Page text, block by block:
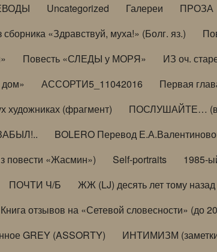
Uncategorized Галереи ПРОЗА
сборника «Здравствуй, муха!» (Болг. яз.)
Повесть «СЛЕДЫ у МОРЯ» ИЗ оч.
АССОРТИ5_11042016
Первая
художниках (фрагмент) ПОСЛУШАЙТЕ…
BOLERO Перевод
«Жасмин») Self-portraits 1985-
ПОЧТИ Ч/Б ЖЖ (LJ) десять лет тому назад
Книга отзывов на «Сетевой словесности» (до
GREY (ASSORTY) ИНТИМИЗМ (заметки